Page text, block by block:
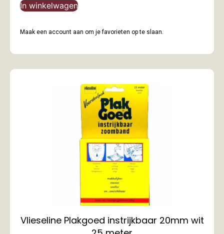
In winkelwagen
Maak een account aan om je favorieten op te slaan.
Vlieseline Plakgoed instrijkbaar 20mm wit